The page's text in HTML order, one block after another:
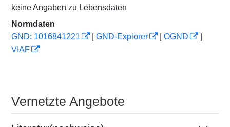
keine Angaben zu Lebensdaten
Normdaten
GND: 1016841221
GND-Explorer OGND
VIAF
Vernetzte Angebote